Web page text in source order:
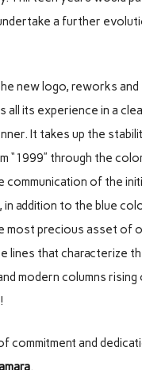
a further
new logo, reworks and
all its experience in a
It takes up the
“1999” through the
communication of the
in addition to the blue
most precious asset of
lines that characterize
modern columns rising
commitment and
.